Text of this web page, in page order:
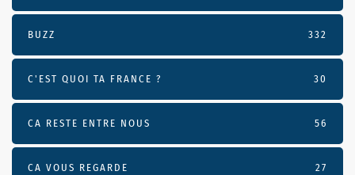
BUZZ 332
C'EST QUOI TA FRANCE ? 30
CA RESTE ENTRE NOUS 56
CA VOUS REGARDE 27